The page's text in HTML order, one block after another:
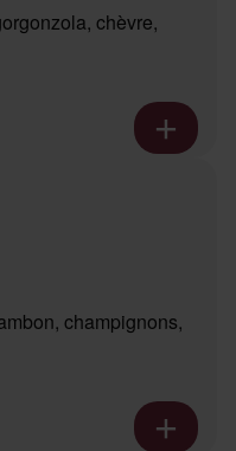
chèvre,
champignons,